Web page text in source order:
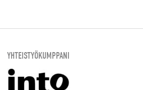
YHTEISTYÖKUMPPANI